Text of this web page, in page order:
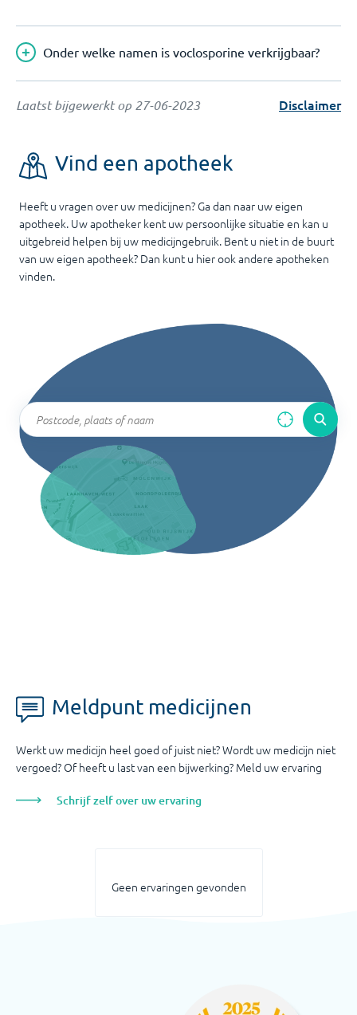
Onder welke namen is voclosporine verkrijgbaar?
Laatst bijgewerkt op 27-06-2023 Disclaimer
Vind een apotheek
Heeft u vragen over uw medicijnen? Ga dan naar uw eigen
apotheek. Uw apotheker kent uw persoonlijke situatie en kan u
uitgebreid helpen bij uw medicijngebruik. Bent u niet in de buurt
van uw eigen apotheek? Dan kunt u hier ook andere apotheken
vinden.
Meldpunt medicijnen
Werkt uw medicijn heel goed of juist niet? Wordt uw medicijn niet
vergoed? Of heeft u last van een bijwerking? Meld uw ervaring
Schrijf zelf over uw ervaring
Geen ervaringen gevonden